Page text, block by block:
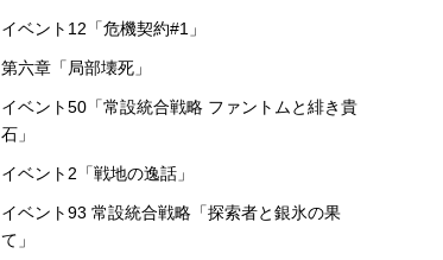
イベント12「危機契約#1」
第六章「局部壊死」
イベント50「常設統合戦略 ファントムと緋き貴
石」
イベント2「戦地の逸話」
イベント93 常設統合戦略「探索者と銀氷の果
て」